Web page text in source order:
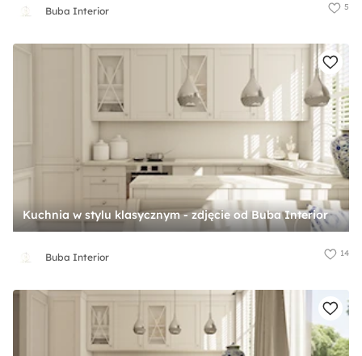
Buba Interior 5
Kuchnia w stylu klasycznym - zdjęcie od Buba Interior
Buba Interior 14